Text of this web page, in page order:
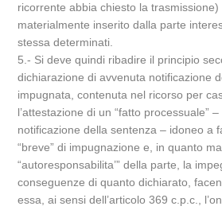
ricorrente abbia chiesto la trasmissione)
materialmente inserito dalla parte
stessa determinati.
5.- Si deve quindi ribadire il principio
dichiarazione di avvenuta notificazione
impugnata, contenuta nel ricorso per
l’attestazione di un “fatto processuale” –
notificazione della sentenza – idoneo a
“breve” di impugnazione e, in quanto
“autoresponsabilita’” della parte, la
conseguenze di quanto dichiarato,
essa, ai sensi dell’articolo 369 c.p.c.,